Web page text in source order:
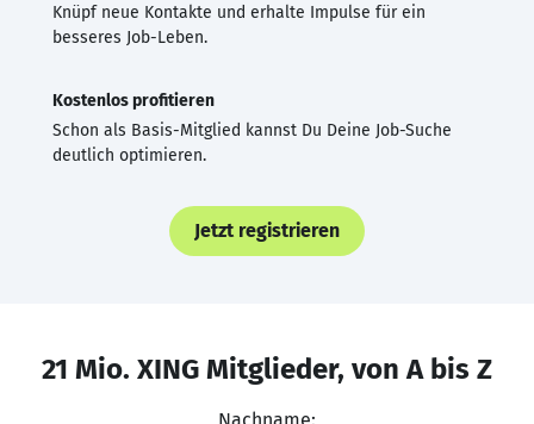
Knüpf neue Kontakte und erhalte Impulse für ein
besseres Job-Leben.
Kostenlos profitieren
Schon als Basis-Mitglied kannst Du Deine Job-Suche
deutlich optimieren.
Jetzt registrieren
21 Mio. XING Mitglieder, von A bis Z
Nachname: